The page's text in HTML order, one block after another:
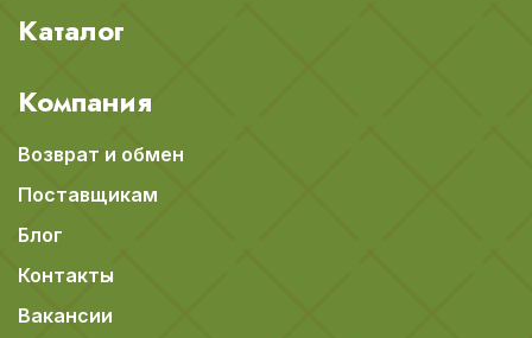
Каталог
Компания
Возврат и обмен
Поставщикам
Блог
Контакты
Вакансии